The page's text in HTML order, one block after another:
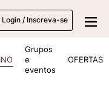
Login / Inscreva-se
Grupos
e
eventos
OFERTAS